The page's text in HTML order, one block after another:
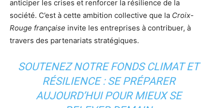
anticiper les crises et renforcer la résilience de la
société. C’est à cette ambition collective que la Croix-
Rouge française invite les entreprises à contribuer, à
travers des partenariats stratégiques.
SOUTENEZ NOTRE FONDS CLIMAT ET
RÉSILIENCE : SE PRÉPARER
AUJOURD’HUI POUR MIEUX SE